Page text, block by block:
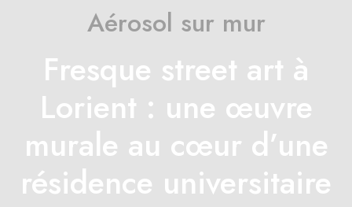
Aérosol sur mur
Fresque street art à
Lorient : une œuvre
murale au cœur d’une
résidence universitaire